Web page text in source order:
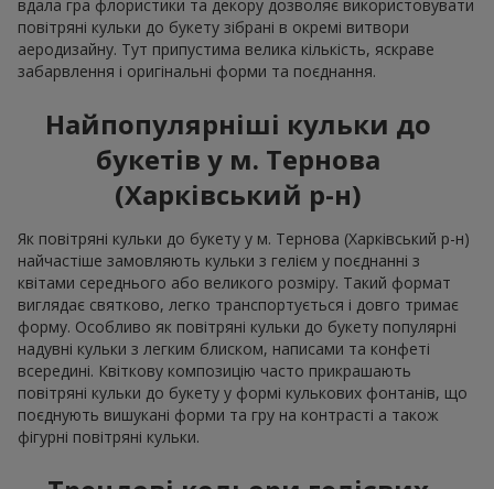
вдала гра флористики та декору дозволяє використовувати
повітряні кульки до букету зібрані в окремі витвори
аеродизайну. Тут припустима велика кількість, яскраве
забарвлення і оригінальні форми та поєднання.
Найпопулярніші кульки до
букетів у м. Тернова
(Харківський р-н)
Як повітряні кульки до букету у м. Тернова (Харківський р-н)
найчастіше замовляють кульки з гелієм у поєднанні з
квітами середнього або великого розміру. Такий формат
виглядає святково, легко транспортується і довго тримає
форму. Особливо як повітряні кульки до букету популярні
надувні кульки з легким блиском, написами та конфеті
всередині. Квіткову композицію часто прикрашають
повітряні кульки до букету у формі кулькових фонтанів, що
поєднують вишукані форми та гру на контрасті а також
фігурні повітряні кульки.